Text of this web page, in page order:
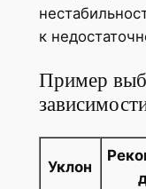
к
Пример
Уклон